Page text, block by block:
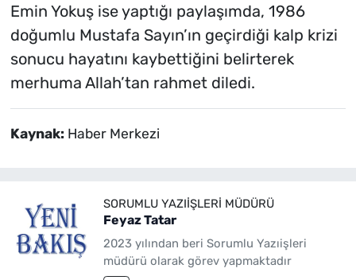
Emin Yokuş ise yaptığı paylaşımda, 1986
doğumlu Mustafa Sayın’ın geçirdiği kalp krizi
sonucu hayatını kaybettiğini belirterek
merhuma Allah’tan rahmet diledi.
Kaynak: Haber Merkezi
SORUMLU YAZIIŞLERI MÜDÜRÜ
Feyaz Tatar
2023 yılından beri Sorumlu Yazıişleri
müdürü olarak görev yapmaktadır